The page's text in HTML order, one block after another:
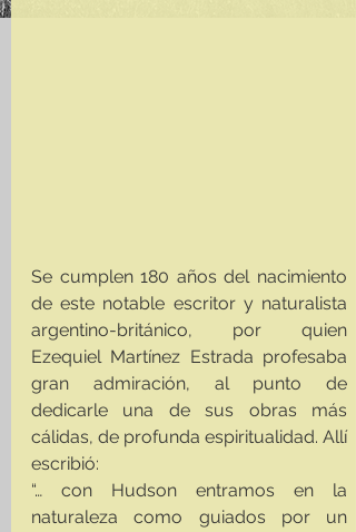
Se cumplen 180 años del nacimiento
de este notable escritor y naturalista
argentino-británico, por quien
Ezequiel Martínez Estrada profesaba
gran admiración, al punto de
dedicarle una de sus obras más
cálidas, de profunda espiritualidad. Allí
escribió:
“… con Hudson entramos en la
naturaleza como guiados por un